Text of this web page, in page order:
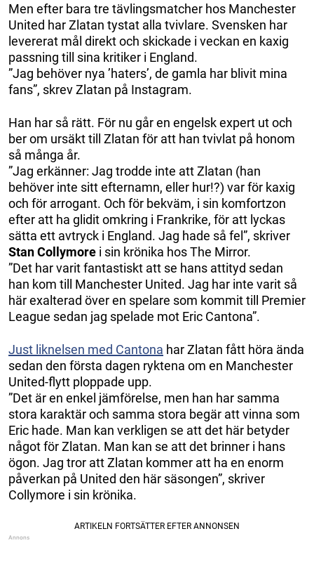
Men efter bara tre tävlingsmatcher hos Manchester
United har Zlatan tystat alla tvivlare. Svensken har
levererat mål direkt och skickade i veckan en kaxig
passning till sina kritiker i England.
”Jag behöver nya ’haters’, de gamla har blivit mina
fans”, skrev Zlatan på Instagram.
Han har så rätt. För nu går en engelsk expert ut och
ber om ursäkt till Zlatan för att han tvivlat på honom
så många år.
”Jag erkänner: Jag trodde inte att Zlatan (han
behöver inte sitt efternamn, eller hur!?) var för kaxig
och för arrogant. Och för bekväm, i sin komfortzon
efter att ha glidit omkring i Frankrike, för att lyckas
sätta ett avtryck i England. Jag hade så fel”, skriver
Stan Collymore i sin krönika hos The Mirror.
”Det har varit fantastiskt att se hans attityd sedan
han kom till Manchester United. Jag har inte varit så
här exalterad över en spelare som kommit till Premier
League sedan jag spelade mot Eric Cantona”.
Just liknelsen med Cantona har Zlatan fått höra ända
sedan den första dagen ryktena om en Manchester
United-flytt ploppade upp.
”Det är en enkel jämförelse, men han har samma
stora karaktär och samma stora begär att vinna som
Eric hade. Man kan verkligen se att det här betyder
något för Zlatan. Man kan se att det brinner i hans
ögon. Jag tror att Zlatan kommer att ha en enorm
påverkan på United den här säsongen”, skriver
Collymore i sin krönika.